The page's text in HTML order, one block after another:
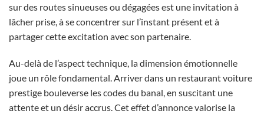
sur des routes sinueuses ou dégagées est une invitation à
lâcher prise, à se concentrer sur l’instant présent et à
partager cette excitation avec son partenaire.
Au-delà de l’aspect technique, la dimension émotionnelle
joue un rôle fondamental. Arriver dans un restaurant voiture
prestige bouleverse les codes du banal, en suscitant une
attente et un désir accrus. Cet effet d’annonce valorise la